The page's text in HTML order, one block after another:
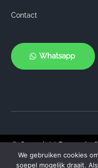
Contact
Whatsapp
© Copyright Dynamic
door Flexamedia
We gebruiken cookies
soepel mogelijk draait.